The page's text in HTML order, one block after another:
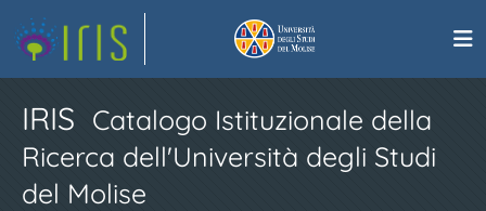
IRIS Catalogo Istituzionale della
Ricerca dell'Università degli Studi
del Molise